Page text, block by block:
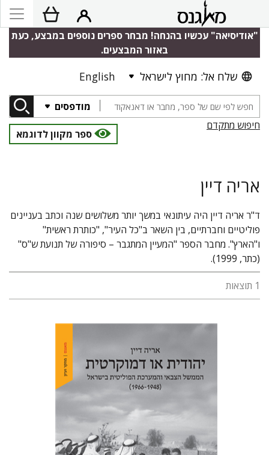
"אודיסיאה" עכשיו בהנחה! מבחר ספרים נוספים במבצע, כעת
באזור המבצעים.
שלח אל: מחוץ לישראל English
מודפסים
חיפוש מתקדם
ספר מקוון לדוגמא
אריה דיין
ד"ר אריה דיין היה עיתונאי במשך יותר משלושים שנה וכתב בעניינים
פוליטיים וחברתיים, בין השאר ב"כל העיר", "כותרת ראשית"
ו"הארץ". מחבר הספר "המעיין המתגבר – סיפורה של תנועת ש"ס"
(כתר, 1999).
1 תוצאות
אריה דיין